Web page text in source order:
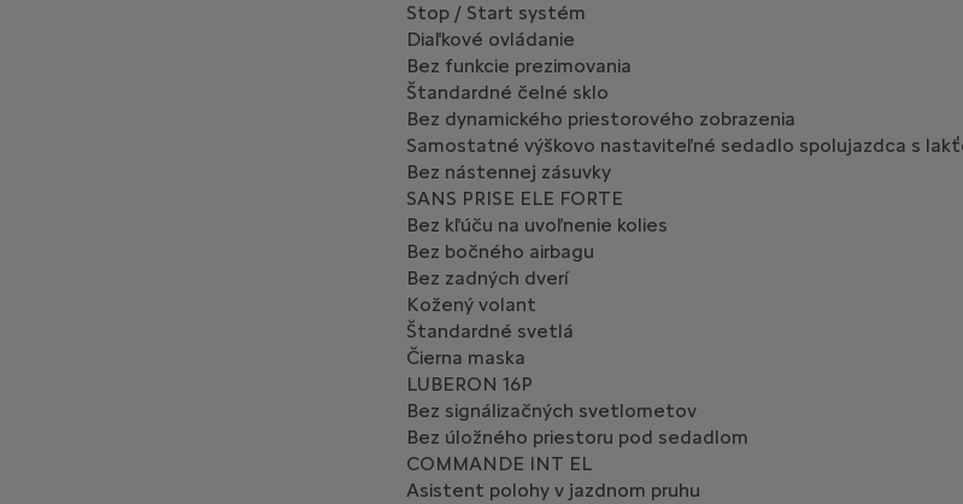
Stop / Start systém
Diaľkové ovládanie
Bez funkcie prezimovania
Štandardné čelné sklo
Bez dynamického priestorového zobrazenia
Samostatné výškovo nastaviteľné sedadlo spolujazdca s
Bez nástennej zásuvky
SANS PRISE ELE FORTE
Bez kľúču na uvoľnenie kolies
Bez bočného airbagu
Bez zadných dverí
Kožený volant
Štandardné svetlá
Čierna maska
LUBERON 16P
Bez signálizačných svetlometov
Bez úložného priestoru pod sedadlom
COMMANDE INT EL
Asistent polohy v jazdnom pruhu